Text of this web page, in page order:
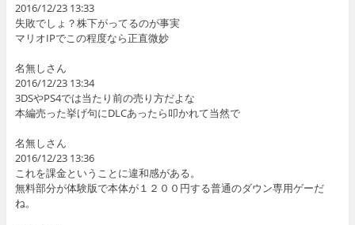
2016/12/23 13:33
失敗でしょ？株下がってるのが事実
マリオIPでこの程度なら正直微妙
名無しさん
2016/12/23 13:34
3DSやPS4では当たり前の売り方だよな
本編売った挙げ句にDLCあったら叩かれて当然で
名無しさん
2016/12/23 13:36
これを課金ということに違和感がある。
無料部分が体験版で本体が１２００円する普通のダウン専用ゲーだ
ね。